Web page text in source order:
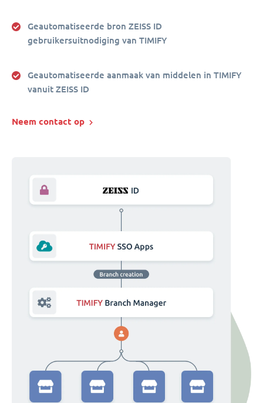
Geautomatiseerde bron ZEISS ID
gebruikersuitnodiging van TIMIFY
Geautomatiseerde aanmaak van middelen in TIMIFY
vanuit ZEISS ID
Neem contact op